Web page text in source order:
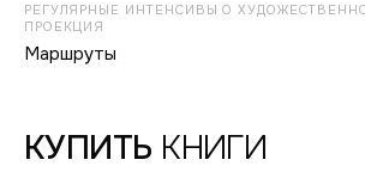
РЕГУЛЯРНЫЕ ИНТЕНСИВЫ О
ПРОЕКЦИЯ
Маршруты
КУПИТЬ КНИГИ